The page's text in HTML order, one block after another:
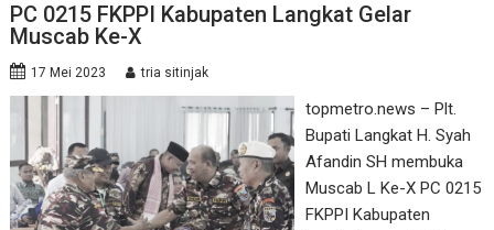
PC 0215 FKPPI Kabupaten Langkat Gelar
Muscab Ke-X
17 Mei 2023 tria sitinjak
topmetro.news – Plt.
Bupati Langkat H. Syah
Afandin SH membuka
Muscab L Ke-X PC 0215
FKPPI Kabupaten